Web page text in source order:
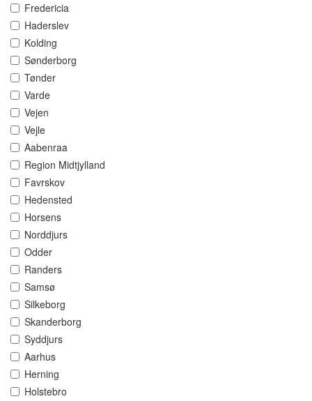
Fredericia
Haderslev
Kolding
Sønderborg
Tønder
Varde
Vejen
Vejle
Aabenraa
Region Midtjylland
Favrskov
Hedensted
Horsens
Norddjurs
Odder
Randers
Samsø
Silkeborg
Skanderborg
Syddjurs
Aarhus
Herning
Holstebro